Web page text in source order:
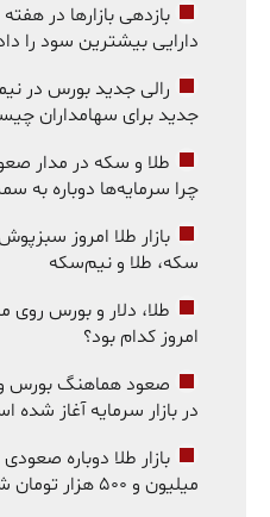
دارایی بیشترین سود را
رالی جدید بورس در
جدید برای سهامداران
طلا و سکه در مدار
چرا سرمایه‌ها دوباره به
بازار طلا امروز
سکه، طلا و نیم‌سکه
طلا، دلار و بورس روی
امروز کدام بود؟
صعود هماهنگ بورس
در بازار سرمایه آغاز شده
میلیون و ۵۰۰ هزار تومان شد